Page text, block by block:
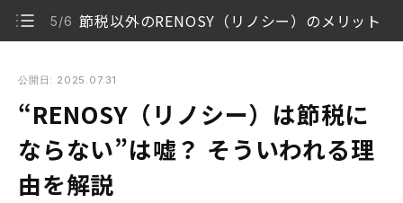
5/6 節税以外のRENOSY（リノシー）のメリット
る理由を解説
【結論】RENOSY（リノシー）の不動産投資で節税に
なる人もいる
2/6 不動産投資で節税が嘘といわれる理由
公開日: 2025.07.31
“RENOSY（リノシー）は節税に
ならない”は嘘？ そういわれる理
由を解説